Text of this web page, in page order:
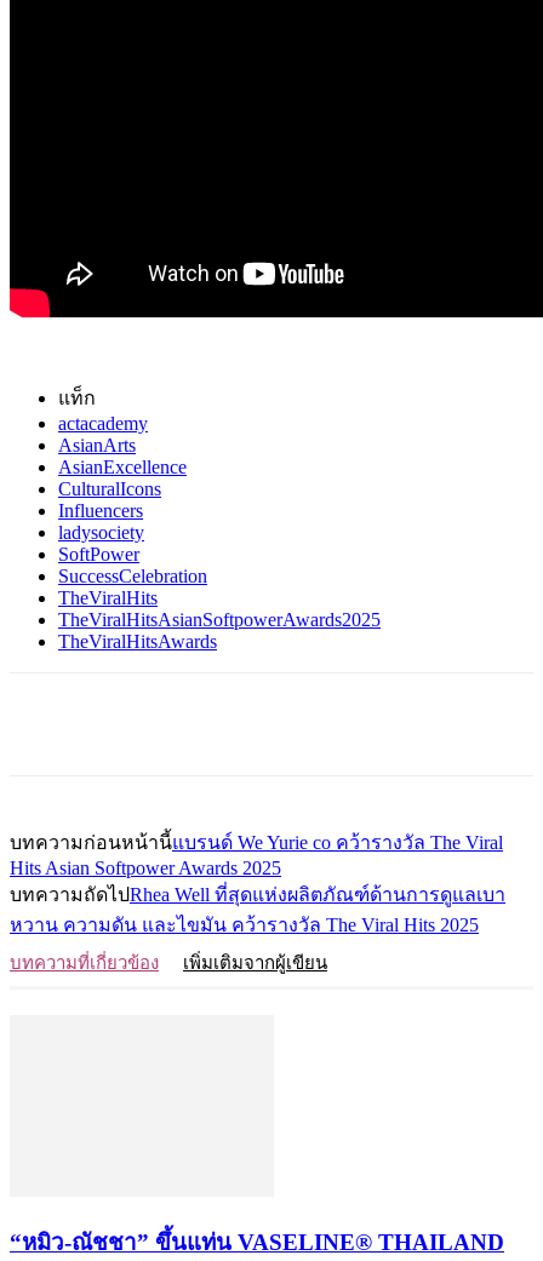
แท็ก
actacademy
AsianArts
AsianExcellence
CulturalIcons
Influencers
ladysociety
SoftPower
SuccessCelebration
TheViralHits
TheViralHitsAsianSoftpowerAwards2025
TheViralHitsAwards
บทความก่อนหน้านี้แบรนด์ We Yurie co คว้ารางวัล The Viral
Hits Asian Softpower Awards 2025
บทความถัดไปRhea Well ที่สุดแห่งผลิตภัณฑ์ด้านการดูแลเบา
หวาน ความดัน และไขมัน คว้ารางวัล The Viral Hits 2025
บทความที่เกี่ยวข้อง เพิ่มเติมจากผู้เขียน
“หมิว-ณัชชา” ขึ้นแท่น VASELINE® THAILAND